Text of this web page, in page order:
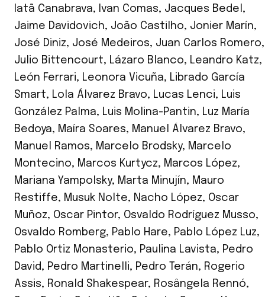
Iatã Canabrava, Ivan Comas, Jacques Bedel ,
Jaime Davidovich, João Castilho, Jonier Marín,
José Diniz, José Medeiros, Juan Carlos Romero,
Julio Bittencourt, Lázaro Blanco, Leandro Katz,
León Ferrari, Leonora Vicuña, Librado García
Smart, Lola Álvarez Bravo, Lucas Lenci, Luis
González Palma, Luis Molina-Pantin, Luz María
Bedoya, Maíra Soares, Manuel Álvarez Bravo,
Manuel Ramos, Marcelo Brodsky, Marcelo
Montecino, Marcos Kurtycz, Marcos López,
Mariana Yampolsky, Marta Minujín, Mauro
Restiffe, Musuk Nolte, Nacho López, Oscar
Muñoz, Oscar Pintor, Osvaldo Rodríguez Musso,
Osvaldo Romberg, Pablo Hare, Pablo López Luz,
Pablo Ortiz Monasterio, Paulina Lavista, Pedro
David, Pedro Martinelli, Pedro Terán, Rogerio
Assis, Ronald Shakespear, Rosângela Rennó,